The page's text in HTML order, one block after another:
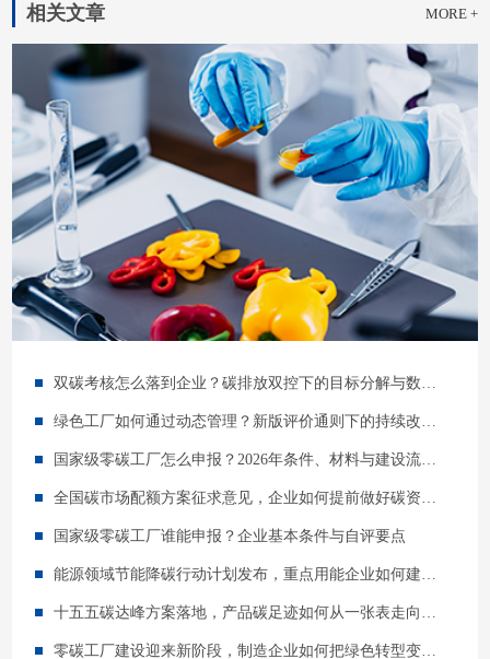
相关文章 MORE +
国家级零碳工厂谁能申报？企业基本条件与自评要点